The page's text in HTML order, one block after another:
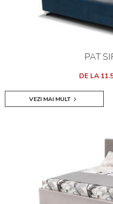
PAT
DE LA
VEZI MAI MULT